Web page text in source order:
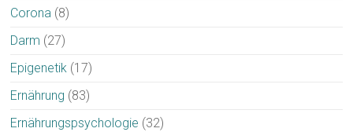
Corona (8)
Darm (27)
Epigenetik (17)
Ernährung (83)
Ernährungspsychologie (32)